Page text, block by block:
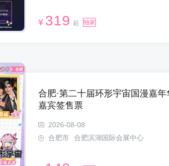
¥ 319 起 独家
合肥·第二十届环形宇宙国漫嘉年
嘉宾签售票
2026-08-08
合肥市
合肥滨湖国际会展中心